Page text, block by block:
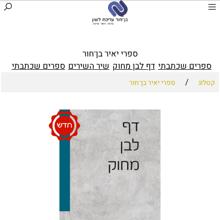
ספרי יאיר בן־חור
ספרים שכתבתי דף לבן מחוק שיר השירים ספרים שכתבתי
קטלוג / ספרי יאיר בן־חור